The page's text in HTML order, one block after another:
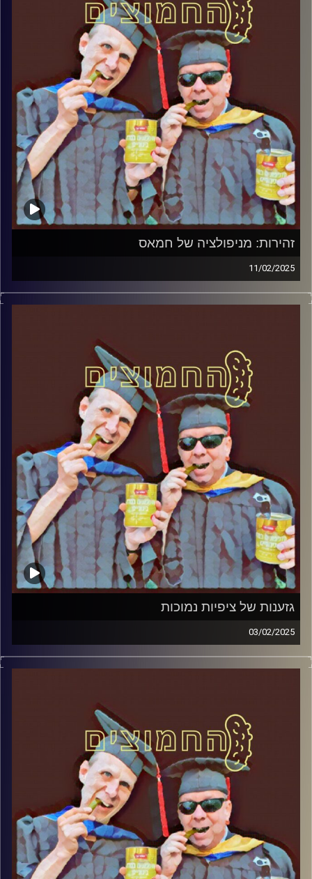
קרדיט תמונות:AudioVersity
זהירות: מניפולציה של חמאס
11/02/2025
המערכת הפוליטית על ספת הפסיכולוג, עם פרופסור בועז בן-
דוד ופרופסור גלעד הירשברגר
קרדיט תמונות:AudioVersity
גזענות של ציפיות נמוכות
03/02/2025
המערכת הפוליטית על ספת הפסיכולוג, עם פרופסור בועז בן-
דוד ופרופסור גלעד הירשברגר
קרדיט תמונות:AudioVersity